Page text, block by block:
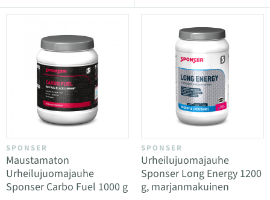
SPONSER
Maustamaton
Urheilujuomajauhe
Sponser Carbo Fuel 1000 g
SPONSER
Urheilujuomajauhe
Sponser Long Energy 1200
g, marjanmakuinen